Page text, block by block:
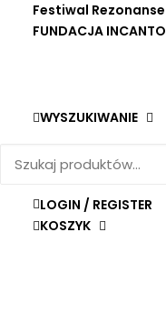
Festiwal Rezonanse
FUNDACJA INCANTO
WYSZUKIWANIE
LOGIN / REGISTER
KOSZYK